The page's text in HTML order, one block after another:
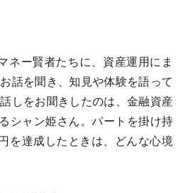
ネー賢者たちに、資産運用にま
話を聞き、知見や体験を語って
しをお聞きしたのは、金融資産
シャン姫さん。パートを掛け持
を達成したときは、どんな心境